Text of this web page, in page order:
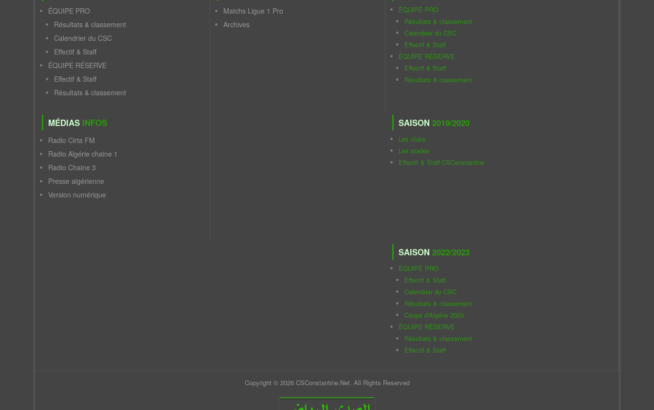
ÉQUIPE PRO
Résultats & classement
Calendrier du CSC
Effectif & Staff
ÉQUIPE RÉSERVE
Effectif & Staff
Résultats & classement
MÉDIAS INFOS
Radio Cirta FM
Radio Algérie chaine 1
Radio Chaine 3
Presse algérienne
Version numérique
Matchs Ligue 1 Pro
Archives
ÉQUIPE PRO
Résultats & classement
Calendrier du CSC
Effectif & Staff
ÉQUIPE RÉSERVE
Effectif & Staff
Résultats & classement
SAISON 2019/2020
Les clubs
Les stades
Effectif & Staff CSConstantine
SAISON 2022/2023
ÉQUIPE PRO
Effectif & Staff
Calendrier du CSC
Résultats & classement
Coupe d'Algérie 2023
ÉQUIPE RÉSERVE
Résultats & classement
Effectif & Staff
Copyright © 2026 CSConstantine.Net. All Rights Reserved